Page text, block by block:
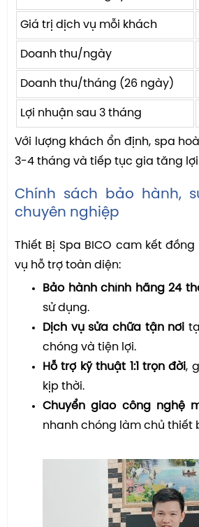
Giá trị dịch vụ mỗi khách
Doanh thu/ngày
Doanh thu/tháng (26 ngày)
Lợi nhuận sau 3 tháng
Với lượng khách ổn định, spa
3-4 tháng và tiếp tục gia tăng
Chính sách bảo hành,
chuyên nghiệp
Thiết Bị Spa BICO cam kết
vụ hỗ trợ toàn diện:
Bảo hành chính hãng 24
sử dụng.
Dịch vụ sửa chữa tận nơi
chóng và tiện lợi.
Hỗ trợ kỹ thuật 1:1 trọn đời,
kịp thời.
Chuyển giao công nghệ
nhanh chóng làm chủ thiết